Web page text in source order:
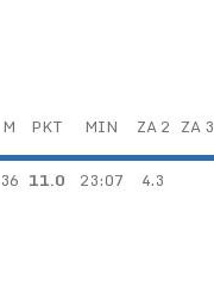
M PKT MIN ZA 2 ZA 3
36 11.0 23:07 4.3